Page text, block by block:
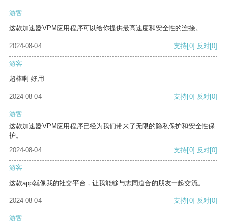
游客
这款加速器VPM应用程序可以给你提供最高速度和安全性的连接。
2024-08-04 支持[0] 反对[0]
游客
超棒啊 好用
2024-08-04 支持[0] 反对[0]
游客
这款加速器VPM应用程序已经为我们带来了无限的隐私保护和安全性保
护。
2024-08-04
支持[0] 反对[0]
游客
这款app就像我的社交平台，让我能够与志同道合的朋友一起交流。
2024-08-04 支持[0] 反对[0]
游客